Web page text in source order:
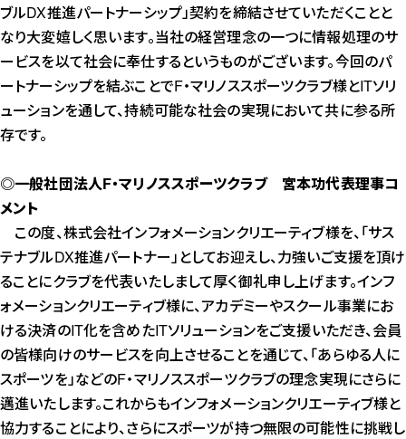
ブルDX推進パートナーシップ」契約を締結させていただくことと
なり大変嬉しく思います。当社の経営理念の一つに情報処理のサ
ービスを以て社会に奉仕するというものがございます。今回のパ
ートナーシップを結ぶことでF・マリノススポーツクラブ様とITソリ
ューションを通して、持続可能な社会の実現において共に参る所
存です。
◎一般社団法人F・マリノススポーツクラブ 宮本功代表理事コ
メント
この度、株式会社インフォメーションクリエーティブ様を、「サス
テナブルDX推進パートナー」としてお迎えし、力強いご支援を頂け
ることにクラブを代表いたしまして厚く御礼申し上げます。インフ
ォメーションクリエーティブ様に、アカデミーやスクール事業にお
ける決済のIT化を含めたITソリューションをご支援いただき、会員
の皆様向けのサービスを向上させることを通じて、「あらゆる人に
スポーツを」などのF・マリノススポーツクラブの理念実現にさらに
邁進いたします。これからもインフォメーションクリエーティブ様と
協力することにより、さらにスポーツが持つ無限の可能性に挑戦し